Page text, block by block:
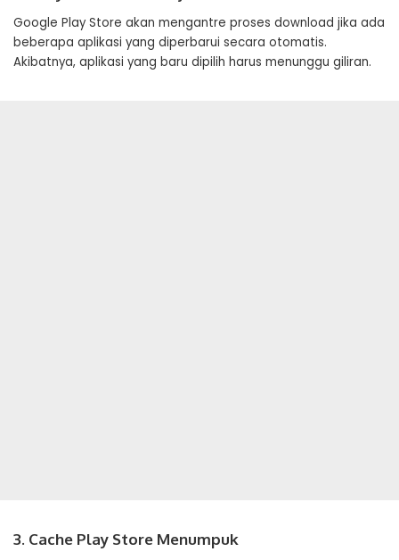
Google Play Store akan mengantre proses download jika ada
beberapa aplikasi yang diperbarui secara otomatis.
Akibatnya, aplikasi yang baru dipilih harus menunggu giliran.
3. Cache Play Store Menumpuk